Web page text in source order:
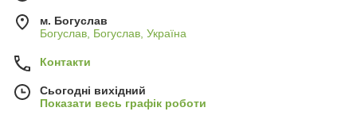
м. Богуслав
Богуслав, Богуслав, Україна
Контакти
Сьогодні вихідний
Показати весь графік роботи